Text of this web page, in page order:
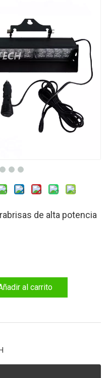
de alta potencia
al carrito